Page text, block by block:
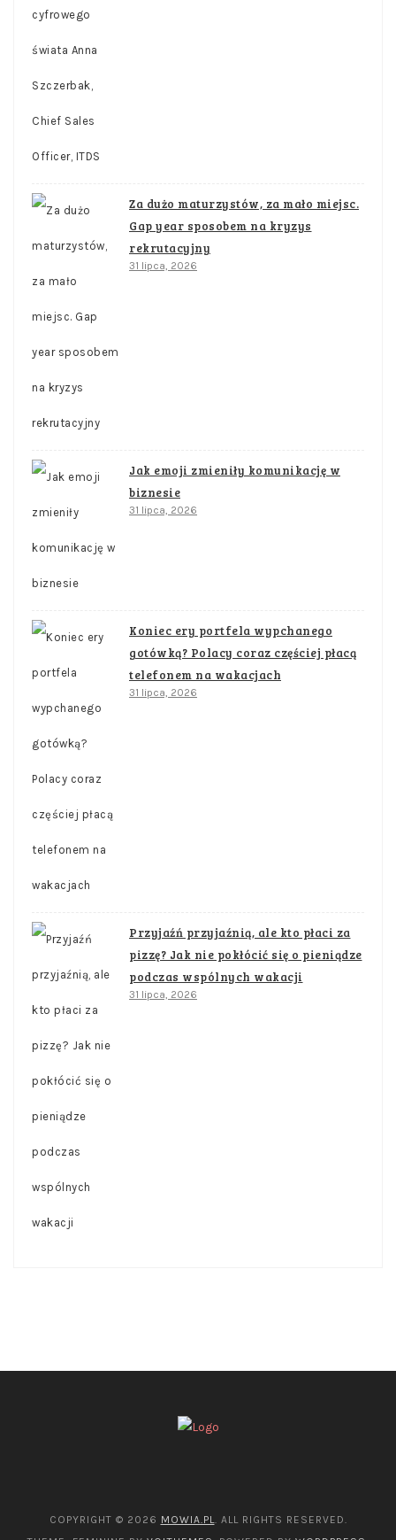
Za dużo maturzystów, za mało miejsc.
Gap year sposobem na kryzys
rekrutacyjny
31 lipca, 2026
Jak emoji zmieniły komunikację w
biznesie
31 lipca, 2026
Koniec ery portfela wypchanego
gotówką? Polacy coraz częściej płacą
telefonem na wakacjach
31 lipca, 2026
Przyjaźń przyjaźnią, ale kto płaci za
pizzę? Jak nie pokłócić się o pieniądze
podczas wspólnych wakacji
31 lipca, 2026
COPYRIGHT © 2026 MOWIA.PL. ALL RIGHTS RESERVED.